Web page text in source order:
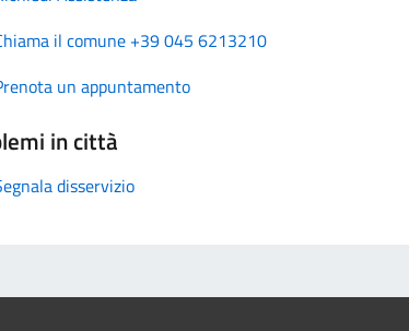
il comune +39 045 6213210
un appuntamento
in città
disservizio